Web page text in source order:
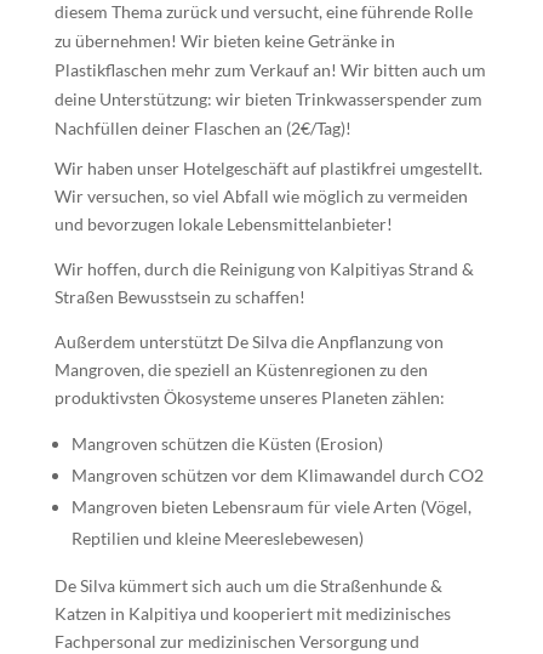
diesem Thema zurück und versucht, eine führende Rolle
zu übernehmen! Wir bieten keine Getränke in
Plastikflaschen mehr zum Verkauf an! Wir bitten auch um
deine Unterstützung: wir bieten Trinkwasserspender zum
Nachfüllen deiner Flaschen an (2€/Tag)!
Wir haben unser Hotelgeschäft auf plastikfrei umgestellt.
Wir versuchen, so viel Abfall wie möglich zu vermeiden
und bevorzugen lokale Lebensmittelanbieter!
Wir hoffen, durch die Reinigung von Kalpitiyas Strand &
Straßen Bewusstsein zu schaffen!
Außerdem unterstützt De Silva die Anpflanzung von
Mangroven, die speziell an Küstenregionen zu den
produktivsten Ökosysteme unseres Planeten zählen:
Mangroven schützen die Küsten (Erosion)
Mangroven schützen vor dem Klimawandel durch CO2
Mangroven bieten Lebensraum für viele Arten (Vögel,
Reptilien und kleine Meereslebewesen)
De Silva kümmert sich auch um die Straßenhunde &
Katzen in Kalpitiya und kooperiert mit medizinisches
Fachpersonal zur medizinischen Versorgung und